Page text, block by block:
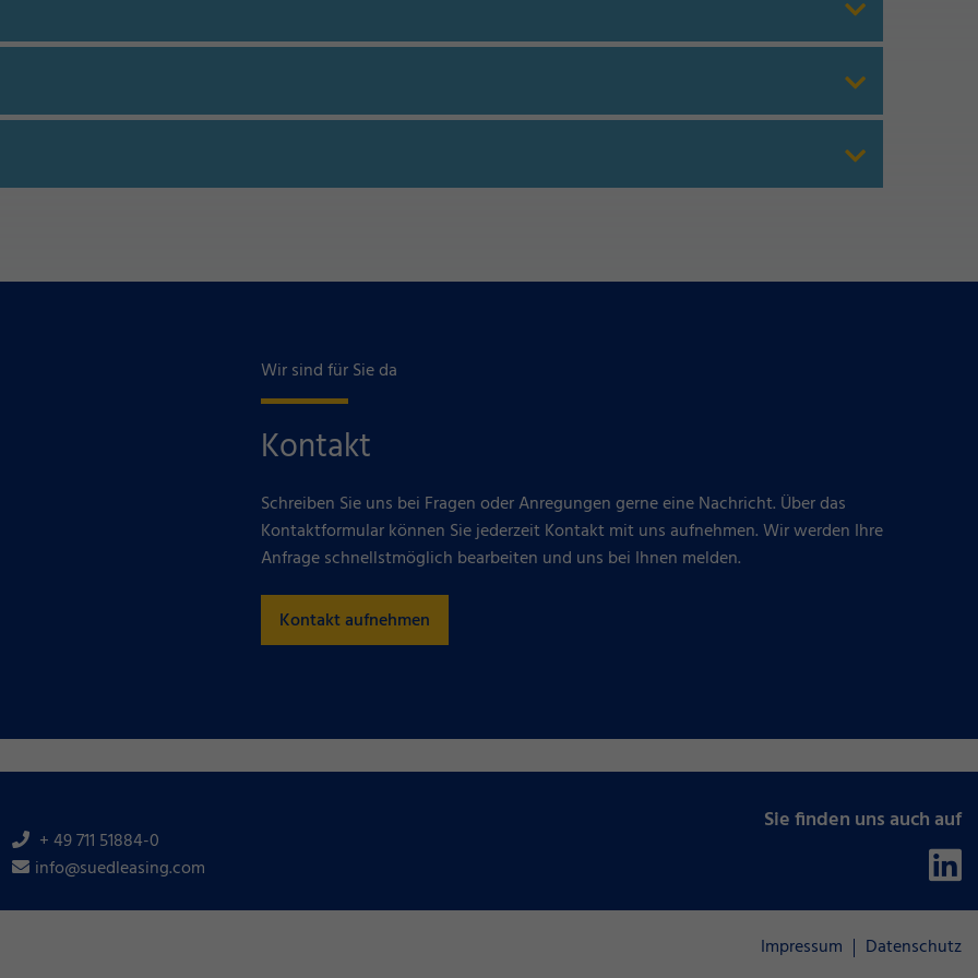
Wir sind für Sie da
Kontakt
Schreiben Sie uns bei Fragen oder Anregungen gerne eine Nachricht. Über das
Kontaktformular können Sie jederzeit Kontakt mit uns aufnehmen. Wir werden Ihre
Anfrage schnellstmöglich bearbeiten und uns bei Ihnen melden.
Kontakt aufnehmen
+ 49 711 51884-0
info@suedleasing.com
Sie finden uns auch auf
Impressum Datenschutz